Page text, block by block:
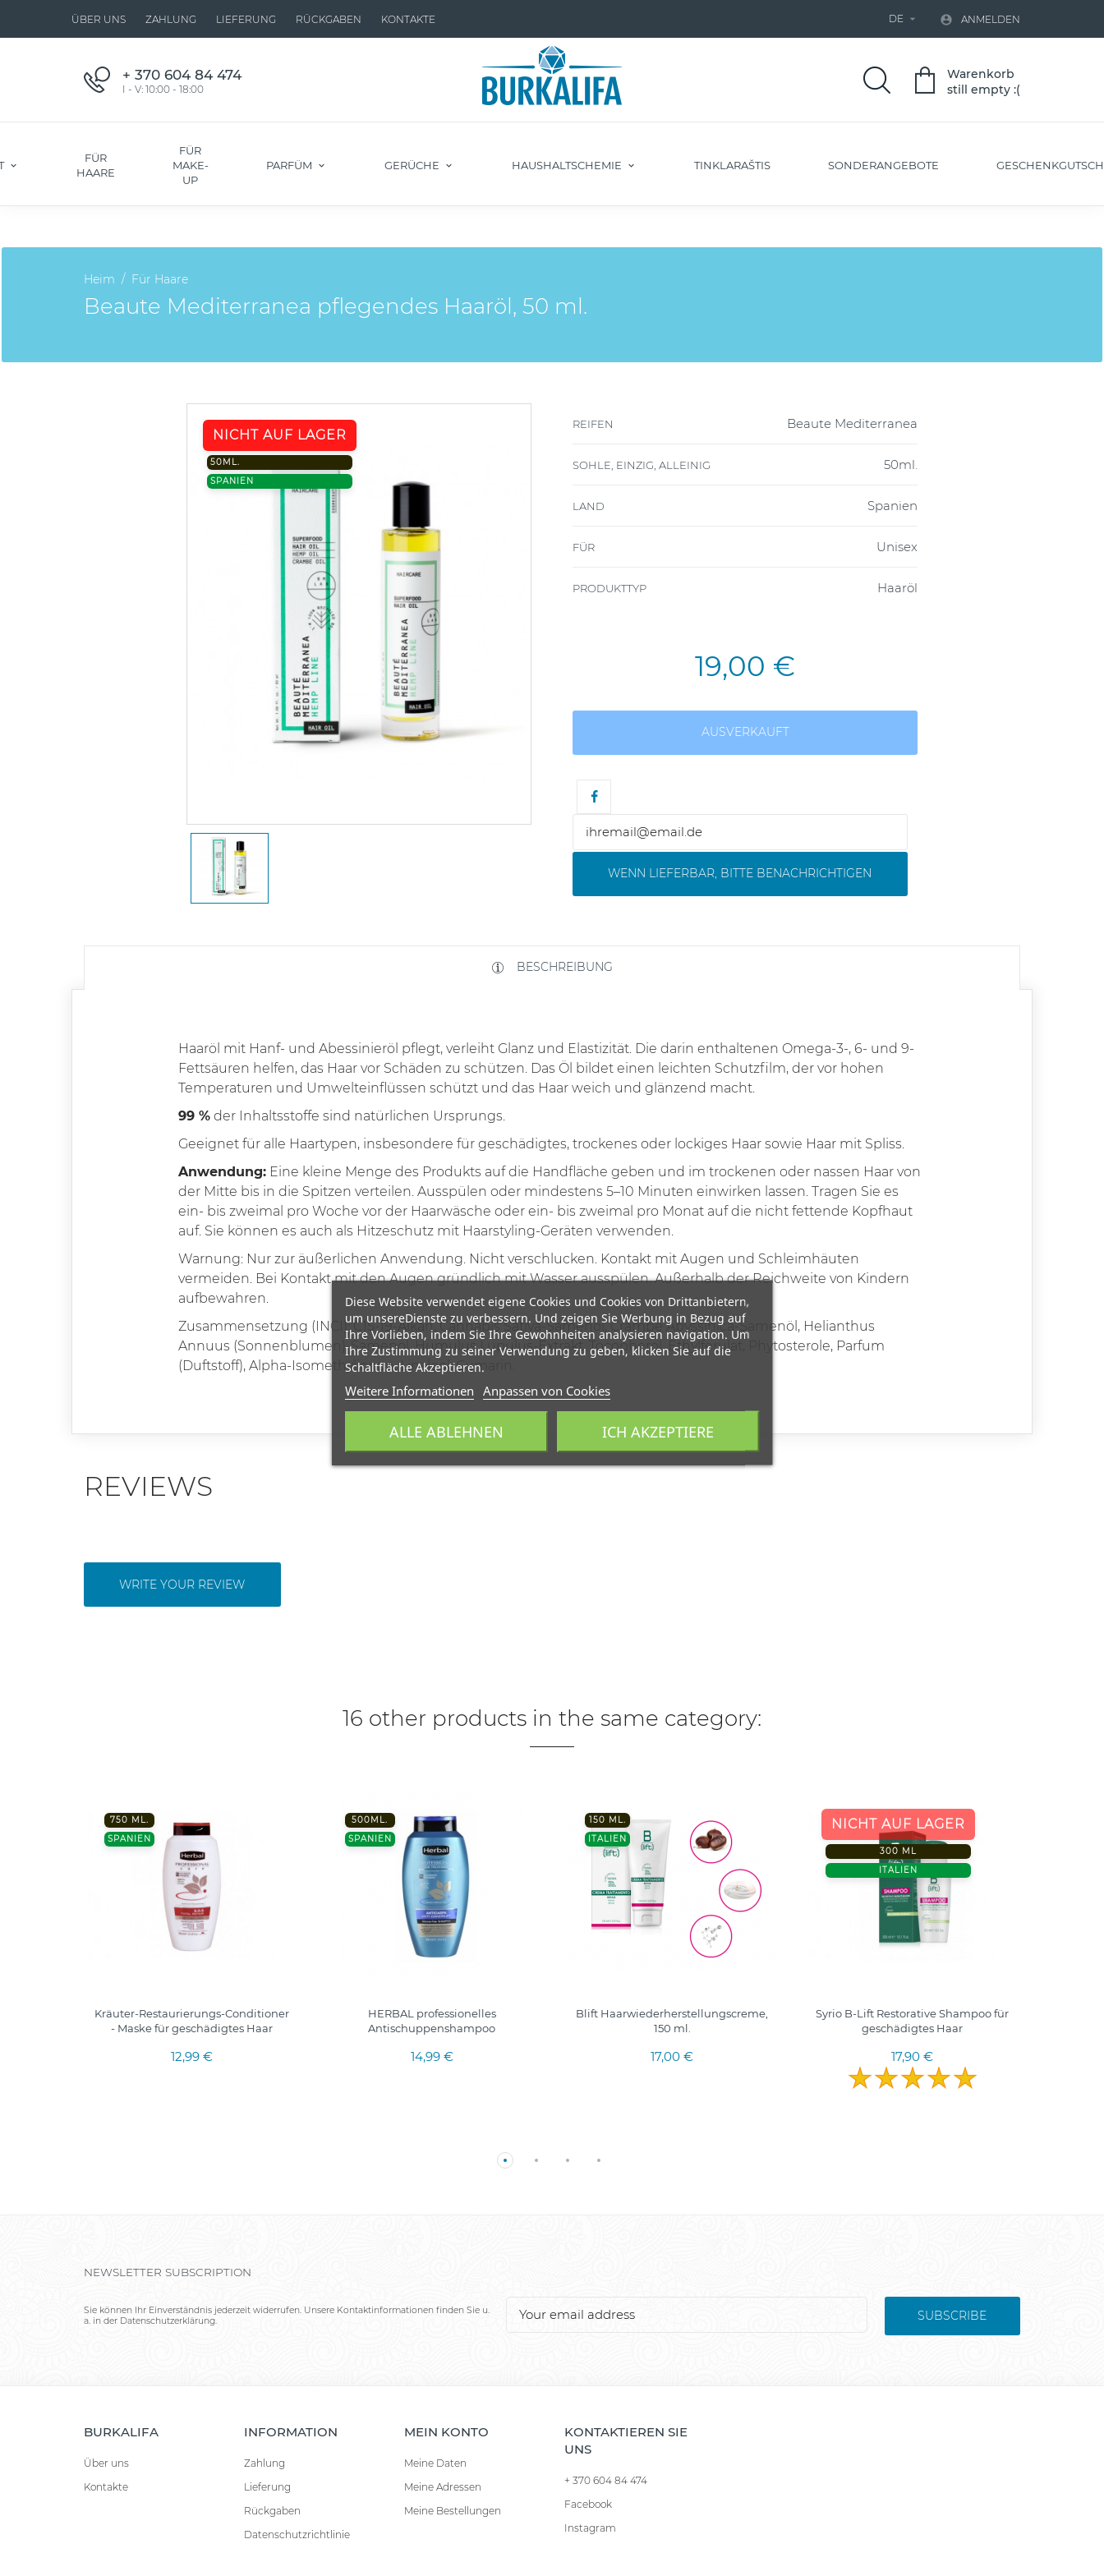
ÜBER UNS ZAHLUNG LIEFERUNG RÜCKGABEN KONTAKTE DE   ANMELDEN
+ 370 604 84 474
I - V: 10:00 - 18:00
Warenkorb
still empty :(
FÜR
HAARE
FÜR
MAKE-
UP
PARFÜM GERÜCHE HAUSHALTSCHEMIE TINKLARAŠTIS SONDERANGEBOTE
Heim Für Haare
Beaute Mediterranea pflegendes Haaröl, 50 ml.
NICHT AUF LAGER
50ML.
SPANIEN
REIFEN Beaute Mediterranea
SOHLE, EINZIG, ALLEINIG 50ml.
LAND Spanien
FÜR Unisex
PRODUKTTYP Haaröl
19,00 €
AUSVERKAUFT
WENN LIEFERBAR, BITTE BENACHRICHTIGEN
BESCHREIBUNG
Haaröl mit Hanf- und Abessinieröl pflegt, verleiht Glanz und Elastizität. Die darin enthaltenen Omega-3-, 6- und 9-
Fettsäuren helfen, das Haar vor Schäden zu schützen. Das Öl bildet einen leichten Schutzfilm, der vor hohen
Temperaturen und Umwelteinflüssen schützt und das Haar weich und glänzend macht.
99 % der Inhaltsstoffe sind natürlichen Ursprungs.
Geeignet für alle Haartypen, insbesondere für geschädigtes, trockenes oder lockiges Haar sowie Haar mit Spliss.
Anwendung: Eine kleine Menge des Produkts auf die Handfläche geben und im trockenen oder nassen Haar von
der Mitte bis in die Spitzen verteilen. Ausspülen oder mindestens 5–10 Minuten einwirken lassen. Tragen Sie es
ein- bis zweimal pro Woche vor der Haarwäsche oder ein- bis zweimal pro Monat auf die nicht fettende Kopfhaut
auf. Sie können es auch als Hitzeschutz mit Haarstyling-Geräten verwenden.
Warnung: Nur zur äußerlichen Anwendung. Nicht verschlucken. Kontakt mit Augen und Schleimhäuten
vermeiden. Bei Kontakt mit den Augen gründlich mit Wasser ausspülen. Außerhalb der Reichweite von Kindern
aufbewahren.
Zusammensetzung (INCI): C15-19-Alkan, Cannabis Sativa-Samenöl, Crambe Abyssinica-Samenöl, Helianthus
Annuus (Sonnenblumen)-Samenöl, Humulus Lupulus-Extrakt, Tocopherol, Ethylferulat, Phytosterole, Parfum
(Duftstoff), Alpha-Isomethylionon, Linalool, Cumarin.
REVIEWS
WRITE YOUR REVIEW
16 other products in the same category:
750 ML.
SPANIEN
Kräuter-Restaurierungs-Conditioner
- Maske für geschädigtes Haar
12,99 €
500ML.
SPANIEN
HERBAL professionelles
Antischuppenshampoo
14,99 €
150 ML.
ITALIEN
Blift Haarwiederherstellungscreme,
150 ml.
17,00 €
NICHT AUF LAGER
300 ML
ITALIEN
Syrio B-Lift Restorative Shampoo für
geschädigtes Haar
17,90 €
NEWSLETTER SUBSCRIPTION
Sie können Ihr Einverständnis jederzeit widerrufen. Unsere Kontaktinformationen finden Sie u.
a. in der Datenschutzerklärung.
SUBSCRIBE
BURKALIFA
Über uns
Kontakte
INFORMATION
Zahlung
Lieferung
Rückgaben
Datenschutzrichtlinie
MEIN KONTO
Meine Daten
Meine Adressen
Meine Bestellungen
KONTAKTIEREN SIE
UNS
+ 370 604 84 474
Facebook
Instagram
Diese Website verwendet eigene Cookies und Cookies von Drittanbietern,
um unsereDienste zu verbessern. Und zeigen Sie Werbung in Bezug auf
Ihre Vorlieben, indem Sie Ihre Gewohnheiten analysieren navigation. Um
Ihre Zustimmung zu seiner Verwendung zu geben, klicken Sie auf die
Schaltfläche Akzeptieren.
Weitere Informationen Anpassen von Cookies
ALLE ABLEHNEN ICH AKZEPTIERE